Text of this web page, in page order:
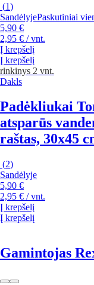
(1)
SandėlyjePaskutiniai
5,90 €
2,95 € / vnt.
Į krepšelį
Į krepšelį
rinkinys 2 vnt.
Dakls
Padėkliukai
atsparūs
raštas, 30x45
(2)
Sandėlyje
5,90 €
2,95 € / vnt.
Į krepšelį
Į krepšelį
Gamintojas